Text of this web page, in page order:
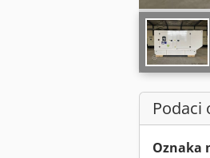
Podaci
Oznaka